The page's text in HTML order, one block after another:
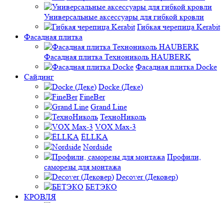
Универсальные аксессуары для гибкой кровли
Гибкая черепица Kerabit
Фасадная плитка
Фасадная плитка Технониколь HAUBERK
Фасадная плитка Docke
Сайдинг
Docke (Деке)
FineBer
Grand Line
ТехноНиколь
VOX Max-3
ЁLLKA
Nordside
Профили,
саморезы для монтажа
Decover (Дековер)
БЕТЭКО
КРОВЛЯ